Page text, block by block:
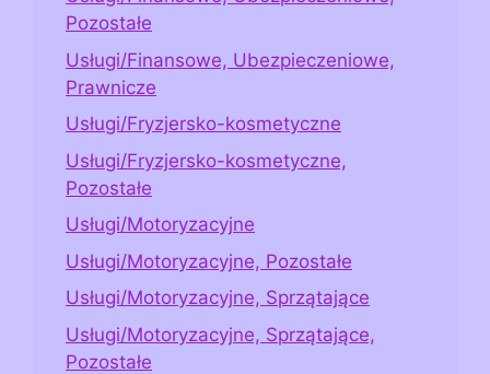
Pozostałe
Usługi/Finansowe, Ubezpieczeniowe,
Prawnicze
Usługi/Fryzjersko-kosmetyczne
Usługi/Fryzjersko-kosmetyczne,
Pozostałe
Usługi/Motoryzacyjne
Usługi/Motoryzacyjne, Pozostałe
Usługi/Motoryzacyjne, Sprzątające
Usługi/Motoryzacyjne, Sprzątające,
Pozostałe